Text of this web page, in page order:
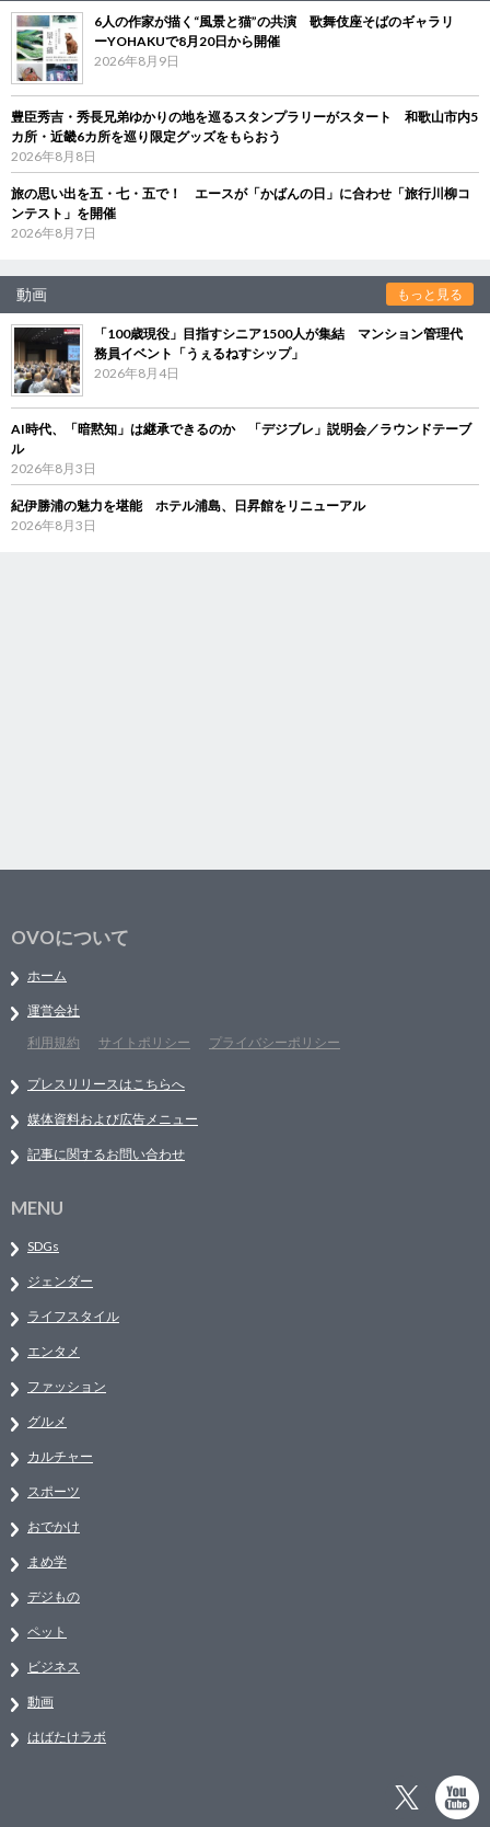
6人の作家が描く“風景と猫”の共演 歌舞伎座そばのギャラリ
ーYOHAKUで8月20日から開催
2026年8月9日
豊臣秀吉・秀長兄弟ゆかりの地を巡るスタンプラリーがスタート 和歌山市内5
カ所・近畿6カ所を巡り限定グッズをもらおう
2026年8月8日
旅の思い出を五・七・五で！ エースが「かばんの日」に合わせ「旅行川柳コ
ンテスト」を開催
2026年8月7日
動画 もっと見る
「100歳現役」目指すシニア1500人が集結 マンション管理代
務員イベント「うぇるねすシップ」
2026年8月4日
AI時代、「暗黙知」は継承できるのか 「デジブレ」説明会／ラウンドテーブ
ル
2026年8月3日
紀伊勝浦の魅力を堪能 ホテル浦島、日昇館をリニューアル
2026年8月3日
OVOについて
ホーム
運営会社
利用規約
サイトポリシー プライバシーポリシー
プレスリリースはこちらへ
媒体資料および広告メニュー
記事に関するお問い合わせ
MENU
SDGs
ジェンダー
ライフスタイル
エンタメ
ファッション
グルメ
カルチャー
スポーツ
おでかけ
まめ学
デジもの
ペット
ビジネス
動画
はばたけラボ